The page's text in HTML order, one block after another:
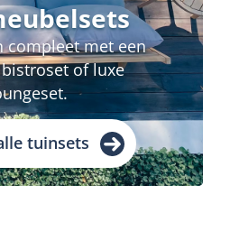
compleet met een
of luxe
tuinsets